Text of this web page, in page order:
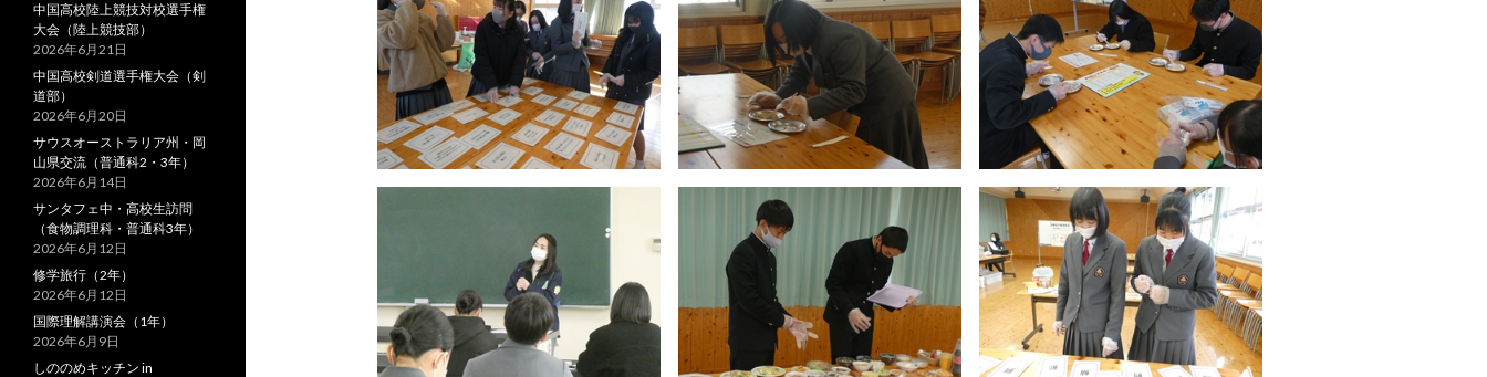
中国高校陸上競技対校選手権
大会（陸上競技部）
2026年6月21日
中国高校剣道選手権大会（剣
道部）
2026年6月20日
サウスオーストラリア州・岡
山県交流（普通科2・3年）
2026年6月14日
サンタフェ中・高校生訪問
（食物調理科・普通科3年）
2026年6月12日
修学旅行（2年）
2026年6月12日
国際理解講演会（1年）
2026年6月9日
しののめキッチン in